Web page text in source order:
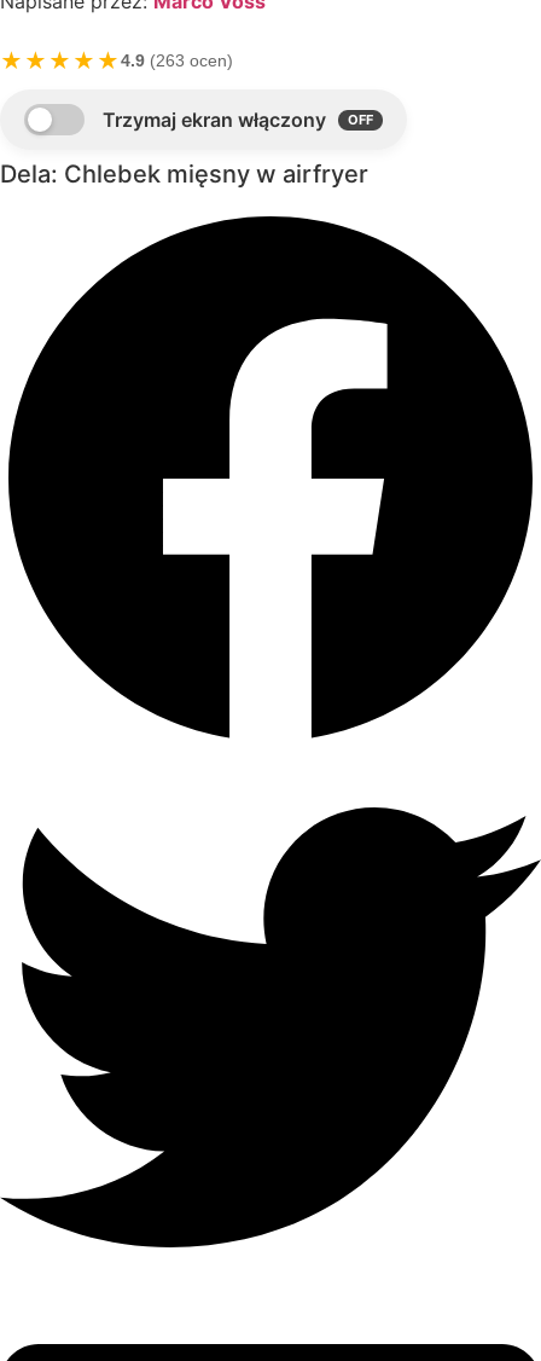
★★★★★4.9 (263 ocen)
Dela: Chlebek mięsny w airfryer